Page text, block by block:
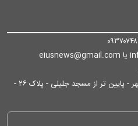
آدرس: تهران/ انتهای خیابان ایرانشهر - پایین تر از مسجد جلیلی - پلاک ۲۶ -